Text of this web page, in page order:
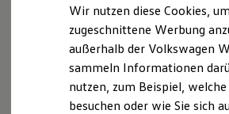
Elektroautos
ID. Tutorials
Elektrofahrzeugkonzepte
Reichweite
Reichweite der ID.
Reichweite im Winter
Probefahrt vereinbaren
Wir nutzen diese Cookies,
zugeschnittene Werbung
außerhalb der Volkswagen
sammeln Informationen
nutzen, zum Beispiel,
besuchen oder wie Sie sich